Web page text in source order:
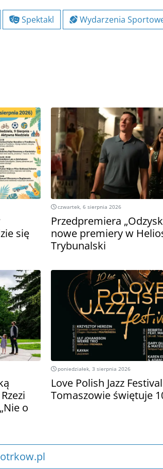
Spektakl Wydarzenia
się
czwartek, 6 sierpnia 2026
Przedpremiera
nowe premiery w
Trybunalski
o
poniedziałek, 3 sierpnia 2026
Love Polish Jazz
Tomaszowie świętuje